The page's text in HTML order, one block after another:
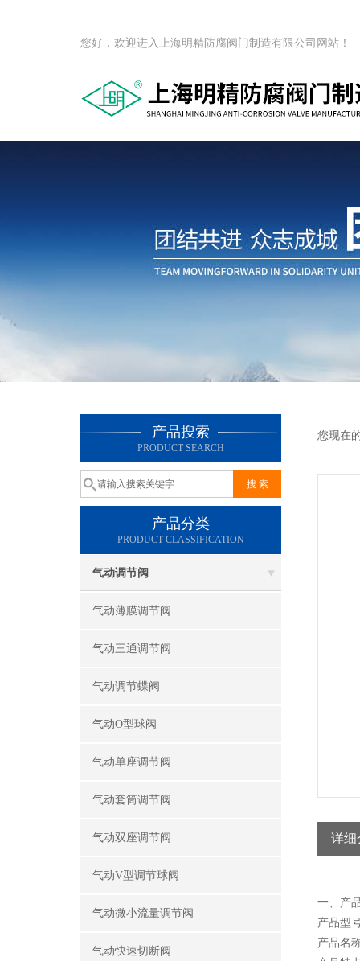
您好，欢迎进入上海明精防腐阀门制造有限公司网站！
产品搜索
PRODUCT SEARCH
产品分类
PRODUCT CLASSIFICATION
气动调节阀
气动薄膜调节阀
气动三通调节阀
气动调节蝶阀
气动O型球阀
气动单座调节阀
气动套筒调节阀
气动双座调节阀
气动V型调节球阀
气动微小流量调节阀
气动快速切断阀
您现在
详细
一、产
产品型
产品名